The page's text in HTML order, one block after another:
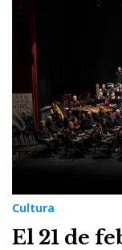
Cultura
El 21 de